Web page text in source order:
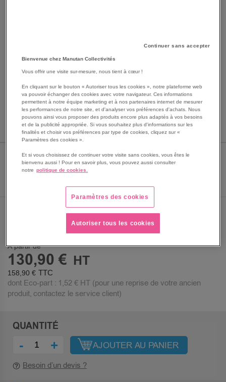
SKIP
BEGINNING
IMAGES
GALLERY
Les avantages
Chaise avec assise bois, réglable par vérin à gaz.
Assise tournante.
Dossier réglable en hauteur.
Voir le descriptif complet
PIÉTEMENT COLORIS (DÉTAILLÉ)
Livraison 24/48h
À partir de
130,90 €
158,90 €
dont Eco-part : 1,52 € HT (pour une reprise de votre ancien
produit, contactez le service client)
QUANTITÉ
- + AJOUTER AU PANIER
Besoin d’un devis ?
Continuer sans accepter
Bienvenue chez Manutan Collectivités
Vous offrir une visite sur-mesure, nous tient à cœur !
En cliquant sur le bouton « Autoriser tous les cookies », notre plateforme web
va pouvoir échanger des cookies avec votre navigateur. Ces informations
permettent à notre équipe marketing et à nos partenaires internet de mesurer
les performances de notre site, et d'analyser vos préférences d'achats. Nous
pouvons ainsi vous proposer des produits encore plus adaptés à vos besoins
et de la publicité appropriée. Si vous souhaitez plus d'informations sur les
finalités et choisir vos préférences par type de cookies, cliquez sur «
Paramètres des cookies ».
Et si vous choisissez de continuer votre visite sans cookies, vous êtes le
bienvenu aussi ! Pour en savoir plus, vous pouvez aussi consulter
notre politique de cookies.
Paramètres des cookies
Autoriser tous les cookies